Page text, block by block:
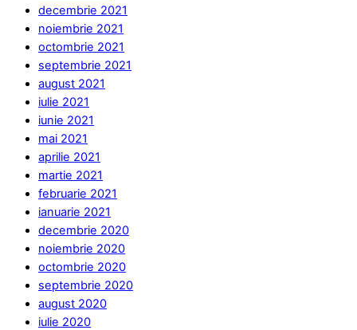
decembrie 2021
noiembrie 2021
octombrie 2021
septembrie 2021
august 2021
iulie 2021
iunie 2021
mai 2021
aprilie 2021
martie 2021
februarie 2021
ianuarie 2021
decembrie 2020
noiembrie 2020
octombrie 2020
septembrie 2020
august 2020
iulie 2020